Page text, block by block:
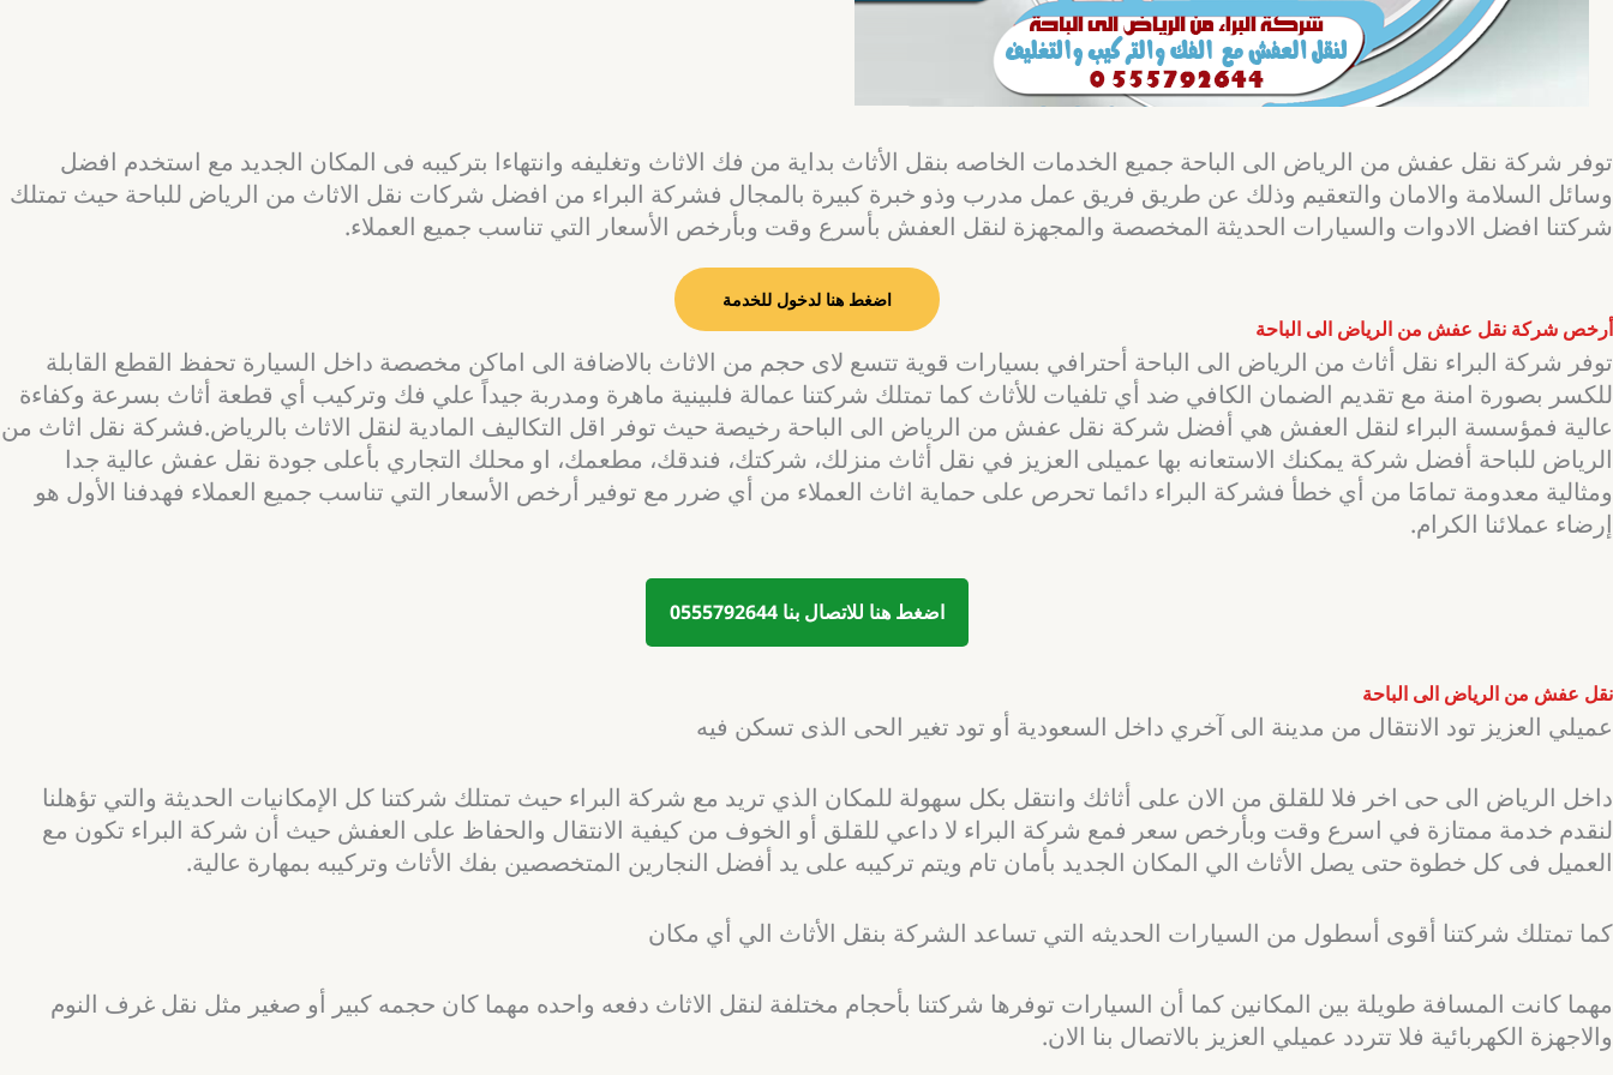
توفر شركة نقل عفش من الرياض الى الباحة جميع الخدمات الخاصه بنقل الأثاث بداية من فك الاثاث وتغليفه وانتهاءا بتركيبه فى المكان الجديد مع استخدم افضل
وسائل السلامة والامان والتعقيم وذلك عن طريق فريق عمل مدرب وذو خبرة كبيرة بالمجال فشركة البراء من افضل شركات نقل الاثاث من الرياض للباحة حيث تمتلك
شركتنا افضل الادوات والسيارات الحديثة المخصصة والمجهزة لنقل العفش بأسرع وقت وبأرخص الأسعار التي تناسب جميع العملاء.
اضغط هنا لدخول للخدمة
أرخص شركة نقل عفش من الرياض الى الباحة
توفر شركة البراء نقل أثاث من الرياض الى الباحة أحترافي بسيارات قوية تتسع لاى حجم من الاثاث بالاضافة الى اماكن مخصصة داخل السيارة تحفظ القطع القابلة
للكسر بصورة امنة مع تقديم الضمان الكافي ضد أي تلفيات للأثاث كما تمتلك شركتنا عمالة فلبينية ماهرة ومدربة جيداً علي فك وتركيب أي قطعة أثاث بسرعة وكفاءة
عالية فمؤسسة البراء لنقل العفش هي أفضل شركة نقل عفش من الرياض الى الباحة رخيصة حيث توفر اقل التكاليف المادية لنقل الاثاث بالرياض.فشركة نقل اثاث من
الرياض للباحة أفضل شركة يمكنك الاستعانه بها عميلى العزيز في نقل أثاث منزلك، شركتك، فندقك، مطعمك، او محلك التجاري بأعلى جودة نقل عفش عالية جدا
ومثالية معدومة تمامََا من أي خطأ فشركة البراء دائما تحرص على حماية اثاث العملاء من أي ضرر مع توفير أرخص الأسعار التي تناسب جميع العملاء فهدفنا الأول هو
إرضاء عملائنا الكرام.
اضغط هنا للاتصال بنا 0555792644
نقل عفش من الرياض الى الباحة
عميلي العزيز تود الانتقال من مدينة الى آخري داخل السعودية أو تود تغير الحى الذى تسكن فيه
داخل الرياض الى حى اخر فلا للقلق من الان على أثاثك وانتقل بكل سهولة للمكان الذي تريد مع شركة البراء حيث تمتلك شركتنا كل الإمكانيات الحديثة والتي تؤهلنا
لنقدم خدمة ممتازة في اسرع وقت وبأرخص سعر فمع شركة البراء لا داعي للقلق أو الخوف من كيفية الانتقال والحفاظ على العفش حيث أن شركة البراء تكون مع
العميل فى كل خطوة حتى يصل الأثاث الي المكان الجديد بأمان تام ويتم تركيبه على يد أفضل النجارين المتخصصين بفك الأثاث وتركيبه بمهارة عالية.
كما تمتلك شركتنا أقوى أسطول من السيارات الحديثه التي تساعد الشركة بنقل الأثاث الي أي مكان
مهما كانت المسافة طويلة بين المكانين كما أن السيارات توفرها شركتنا بأحجام مختلفة لنقل الاثاث دفعه واحده مهما كان حجمه كبير أو صغير مثل نقل غرف النوم
والاجهزة الكهربائية فلا تتردد عميلي العزيز بالاتصال بنا الان.